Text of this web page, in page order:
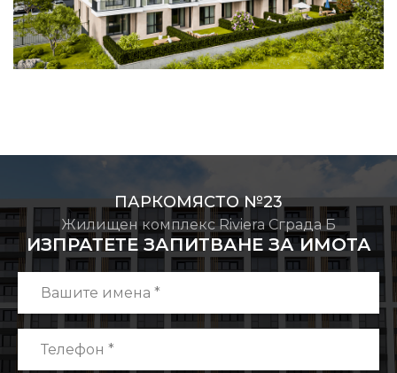
ПАРКОМЯСТО №23
Жилищен комплекс Riviera Сграда Б
ИЗПРАТЕТЕ ЗАПИТВАНЕ ЗА ИМОТА